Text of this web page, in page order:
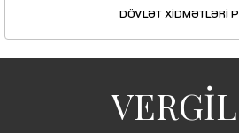
DÖVLƏT XİDMƏTLƏRİ